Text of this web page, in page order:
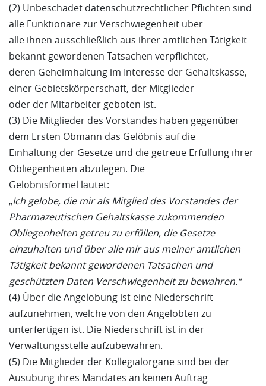
(2) Unbeschadet datenschutzrechtlicher Pflichten sind
alle Funktionäre zur Verschwiegenheit über
alle ihnen ausschließlich aus ihrer amtlichen Tätigkeit
bekannt gewordenen Tatsachen verpflichtet,
deren Geheimhaltung im Interesse der Gehaltskasse,
einer Gebietskörperschaft, der Mitglieder
oder der Mitarbeiter geboten ist.
(3) Die Mitglieder des Vorstandes haben gegenüber
dem Ersten Obmann das Gelöbnis auf die
Einhaltung der Gesetze und die getreue Erfüllung ihrer
Obliegenheiten abzulegen. Die
Gelöbnisformel lautet:
„Ich gelobe, die mir als Mitglied des Vorstandes der
Pharmazeutischen Gehaltskasse zukommenden
Obliegenheiten getreu zu erfüllen, die Gesetze
einzuhalten und über alle mir aus meiner amtlichen
Tätigkeit bekannt gewordenen Tatsachen und
geschützten Daten Verschwiegenheit zu bewahren.“
(4) Über die Angelobung ist eine Niederschrift
aufzunehmen, welche von den Angelobten zu
unterfertigen ist. Die Niederschrift ist in der
Verwaltungsstelle aufzubewahren.
(5) Die Mitglieder der Kollegialorgane sind bei der
Ausübung ihres Mandates an keinen Auftrag